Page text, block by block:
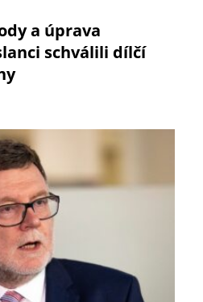
a úprava
schválili dílčí